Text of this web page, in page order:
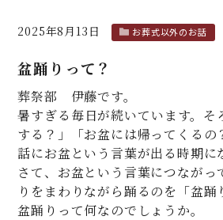
2025年8月13日 お葬式以外のお話
盆踊りって？
葬祭部 伊藤です。
暑すぎる毎日が続いています。そ
する？」「お盆には帰ってくるの
話にお盆という言葉が出る時期に
さて、お盆という言葉につながっ
りをまわりながら踊るのを「盆踊
盆踊りって何なのでしょうか。